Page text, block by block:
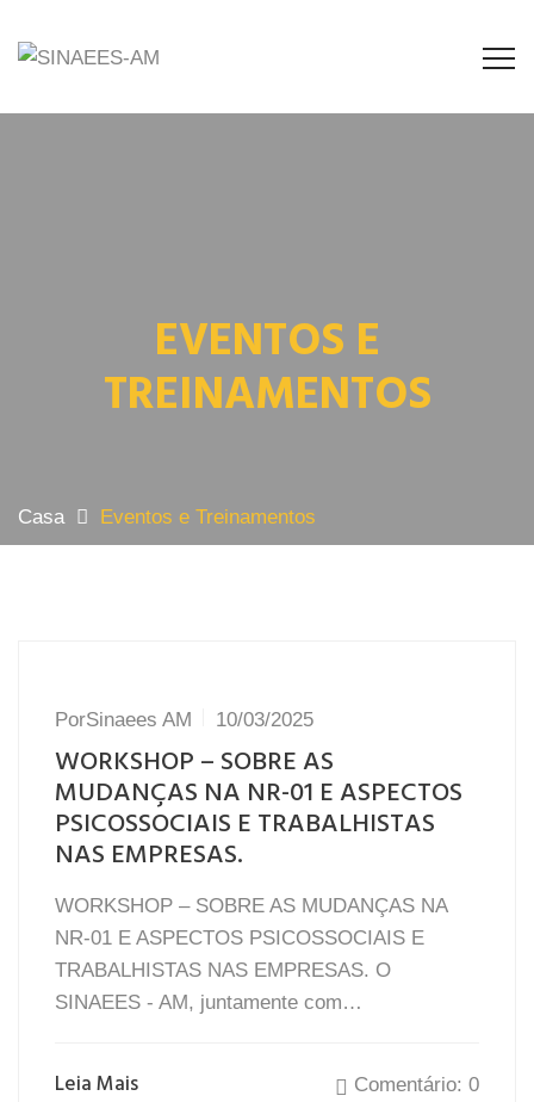
EVENTOS E
TREINAMENTOS
Casa Eventos e Treinamentos
PorSinaees AM 10/03/2025
WORKSHOP – SOBRE AS
MUDANÇAS NA NR-01 E ASPECTOS
PSICOSSOCIAIS E TRABALHISTAS
NAS EMPRESAS.
WORKSHOP – SOBRE AS MUDANÇAS NA
NR-01 E ASPECTOS PSICOSSOCIAIS E
TRABALHISTAS NAS EMPRESAS. O
SINAEES - AM, juntamente com…
Leia Mais Comentário: 0